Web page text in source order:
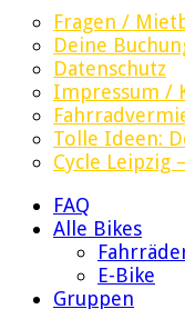
Fragen /
Deine
Datenschutz
Impressum /
Tolle Ideen:
Cycle Leipzig
FAQ
Alle Bikes
E-Bike
Gruppen